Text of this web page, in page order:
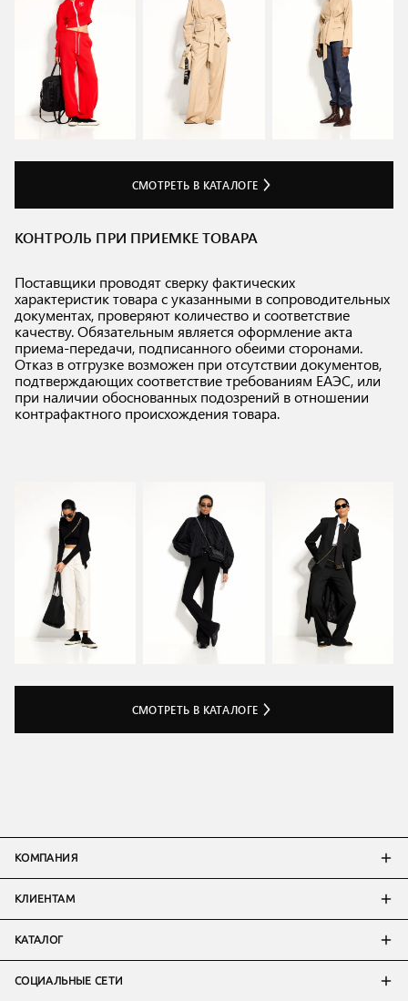
СМОТРЕТЬ В КАТАЛОГЕ
КОНТРОЛЬ ПРИ ПРИЕМКЕ ТОВАРА
Поставщики проводят сверку фактических
характеристик товара с указанными в сопроводительных
документах, проверяют количество и соответствие
качеству. Обязательным является оформление акта
приема-передачи, подписанного обеими сторонами.
Отказ в отгрузке возможен при отсутствии документов,
подтверждающих соответствие требованиям ЕАЭС, или
при наличии обоснованных подозрений в отношении
контрафактного происхождения товара.
СМОТРЕТЬ В КАТАЛОГЕ
КОМПАНИЯ
КЛИЕНТАМ
КАТАЛОГ
СОЦИАЛЬНЫЕ СЕТИ